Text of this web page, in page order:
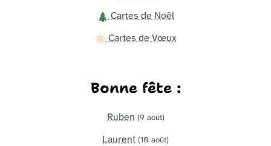
Cartes de Noël
Cartes de Vœux
Bonne fête :
Ruben (9 août)
Laurent (10 août)